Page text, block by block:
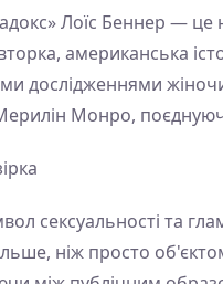
Лоїс Беннер — це
американська
дослідженнями
Монро,
сексуальності та
ніж просто